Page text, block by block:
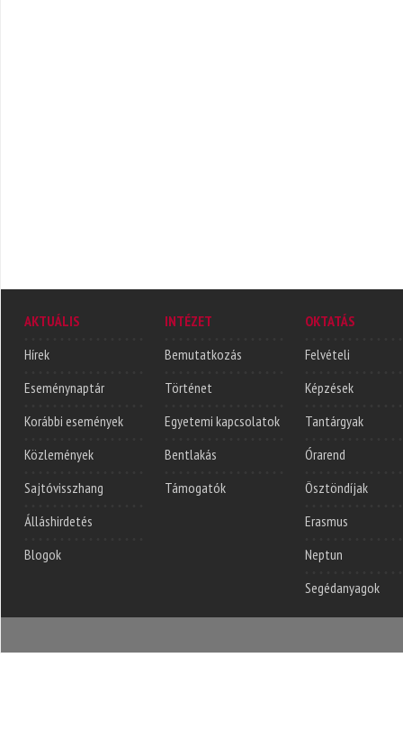
AKTUÁLIS
Hírek
Eseménynaptár
Korábbi események
Közlemények
Sajtóvisszhang
Álláshirdetés
Blogok
INTÉZET
Bemutatkozás
Történet
Egyetemi kapcsolatok
Bentlakás
Támogatók
OKTATÁS
Felvételi
Képzések
Tantárgyak
Órarend
Ösztöndíjak
Erasmus
Neptun
Segédanyagok